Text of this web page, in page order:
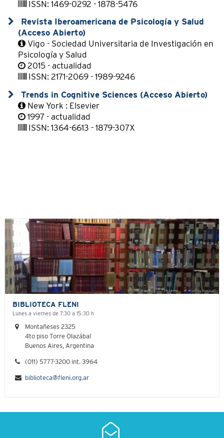
ISSN: 1469-0292 - 1878-5476
Revista Iberoamericana de Psicología y Salud
(Acceso Abierto)
Vigo - Sociedad Universitaria de Investigación en
Psicología y Salud
2015 - actualidad
ISSN: 2171-2069 - 1989-9246
Trends in Cognitive Sciences (Acceso Abierto)
New York : Elsevier
1997 - actualidad
ISSN: 1364-6613 - 1879-307X
BIBLIOTECA FLENI
Lunes a viernes de 7:30 a 15:30 h
Montañeses 2325
4to piso Torre Olazábal
Buenos Aires, Argentina
(011) 5777-3200 int. 3964
biblioteca@fleni.org.ar